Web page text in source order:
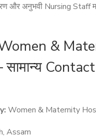
और अनुभवी Nursing Staff
&
Contact
Women & Maternity
Assam